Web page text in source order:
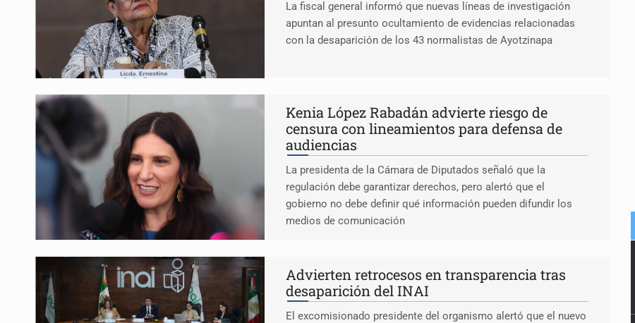
La fiscal general informó que nuevas líneas de investigación
apuntan al presunto ocultamiento de evidencias relacionadas
con la desaparición de los 43 normalistas de Ayotzinapa
Kenia López Rabadán advierte riesgo de
censura con lineamientos para defensa de
audiencias
La presidenta de la Cámara de Diputados señaló que la
regulación debe garantizar derechos, pero alertó que el
gobierno no debe definir qué información pueden difundir los
medios de comunicación
Advierten retrocesos en transparencia tras
desaparición del INAI
El excomisionado presidente del organismo alertó que el nuevo